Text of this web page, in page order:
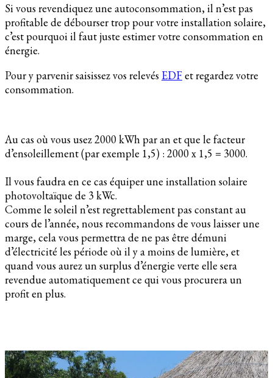
Si vous revendiquez une autoconsommation, il n’est pas
profitable de débourser trop pour votre installation solaire,
c’est pourquoi il faut juste estimer votre consommation en
énergie.
Pour y parvenir saisissez vos relevés EDFet regardez votre
consommation.
Au cas où vous usez 2000 kWh par an et que le facteur
d’ensoleillement (par exemple 1,5) : 2000 x 1,5 = 3000.
Il vous faudra en ce cas équiper une installation solaire
photovoltaïque de 3 kWc.
Comme le soleil n’est regrettablement pas constant au
cours de l’année, nous recommandons de vous laisser une
marge, cela vous permettra de ne pas être démuni
d’électricité les période où il y a moins de lumière, et
quand vous aurez un surplus d’énergie verte elle sera
revendue automatiquement ce qui vous procurera un
profit en plus.